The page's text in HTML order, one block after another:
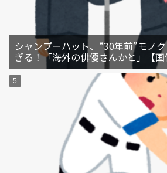
シャンプーハット、“30年前”モノ
ぎる！「海外の俳優さんかと」【画